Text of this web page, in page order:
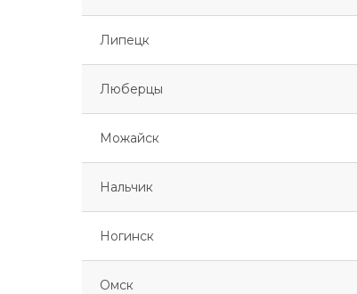
Липецк
Люберцы
Можайск
Нальчик
Ногинск
Омск